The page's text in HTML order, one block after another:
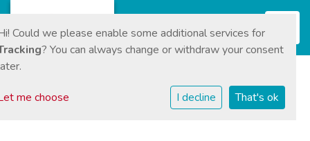
Could we please enable some additional services for
? You can always change or withdraw your consent
me choose I decline That's ok